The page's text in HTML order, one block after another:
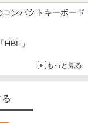
コンパクトキーボード
HBF」
もっと見る